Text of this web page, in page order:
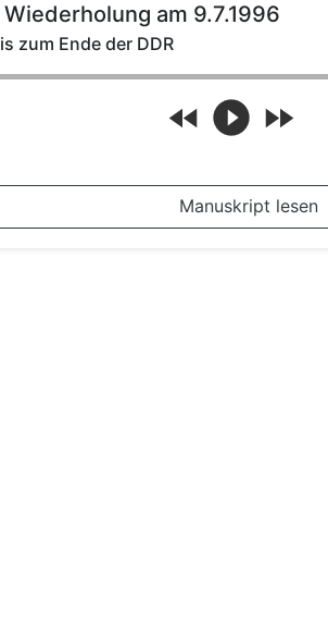
am 9.7.1996
zum Ende der DDR
Manuskript lesen